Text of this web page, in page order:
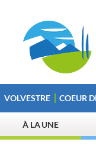
VOLVESTRE COEUR
À LA UNE